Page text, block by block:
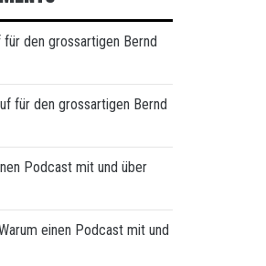
für den grossartigen Bernd
für den grossartigen Bernd
Podcast mit und über
einen Podcast mit und